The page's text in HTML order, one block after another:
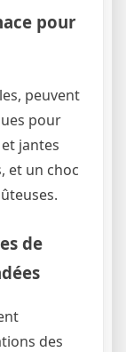
pour
peuvent
pour
jantes
et un choc
de
des